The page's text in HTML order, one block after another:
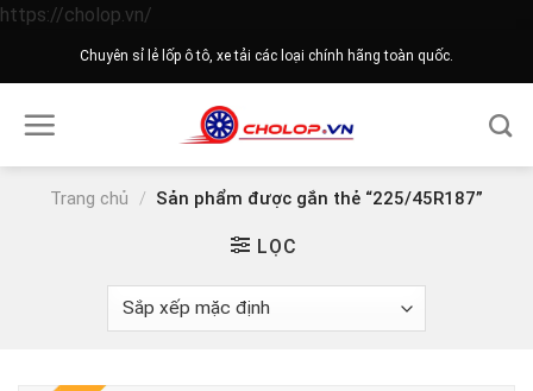
https://cholop.vn/
to
Chuyên sỉ lẻ lốp ô tô, xe tải các loại chính hãng toàn quốc.
Trang chủ / Sản phẩm được gắn thẻ “225/45R187”
LỌC